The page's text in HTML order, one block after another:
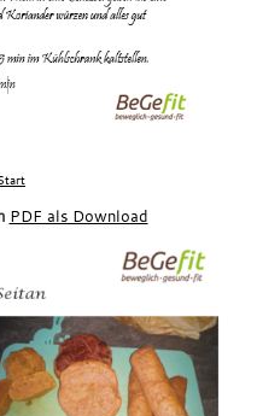
PDF als Download